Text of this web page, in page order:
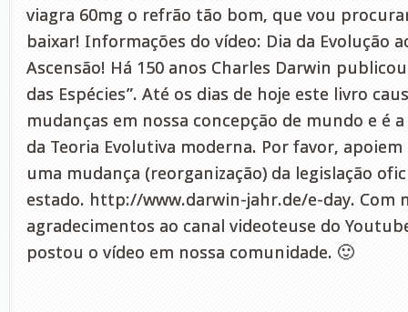
viagra 60mg o refrão tão bom, que vou
baixar! Informações do vídeo: Dia da Evolução
Ascensão! Há 150 anos Charles Darwin
das Espécies”. Até os dias de hoje este livro
mudanças em nossa concepção de mundo e é
da Teoria Evolutiva moderna. Por favor,
uma mudança (reorganização) da legislação
estado. http://www.darwin-jahr.de/e-day. Com
agradecimentos ao canal videoteuse do
postou o vídeo em nossa comunidade. 🙂